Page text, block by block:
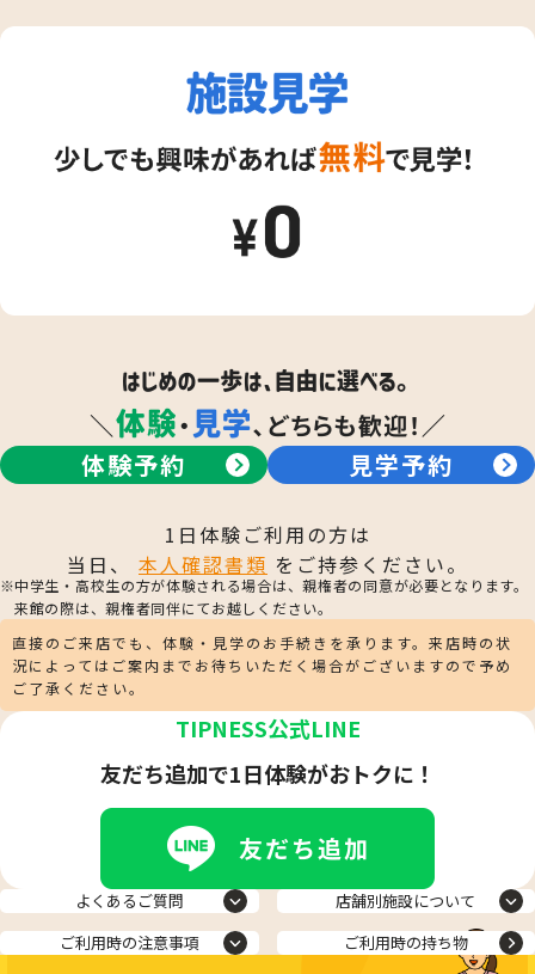
体験予約 見学予約
1日体験ご利用の方は
当日、 本人確認書類 をご持参ください。
中学生・高校生の方が体験される場合は、親権者の同意が必要となります。
来館の際は、親権者同伴にてお越しください。
直接のご来店でも、体験・見学のお手続きを承ります。来店時の状
況によってはご案内までお待ちいただく場合がございますので予め
ご了承ください。
TIPNESS公式LINE
友だち追加で1日体験がおトクに！
よくあるご質問
店舗別施設について
ご利用時の注意事項
ご利用時の持ち物